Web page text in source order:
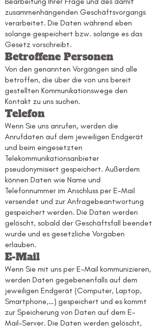
zusammenhängenden Geschäftsvorgangs
verarbeitet. Die Daten während eben
solange gespeichert bzw. solange es das
Gesetz vorschreibt.
Betroffene Personen
Von den genannten Vorgängen sind alle
betroffen, die über die von uns bereit
gestellten Kommunikationswege den
Kontakt zu uns suchen.
Telefon
Wenn Sie uns anrufen, werden die
Anrufdaten auf dem jeweiligen Endgerät
und beim eingesetzten
Telekommunikationsanbieter
pseudonymisiert gespeichert. Außerdem
können Daten wie Name und
Telefonnummer im Anschluss per E-Mail
versendet und zur Anfragebeantwortung
gespeichert werden. Die Daten werden
gelöscht, sobald der Geschäftsfall beendet
wurde und es gesetzliche Vorgaben
erlauben.
E-Mail
Wenn Sie mit uns per E-Mail kommunizieren,
werden Daten gegebenenfalls auf dem
jeweiligen Endgerät (Computer, Laptop,
Smartphone,…) gespeichert und es kommt
zur Speicherung von Daten auf dem E-
Mail-Server. Die Daten werden gelöscht,